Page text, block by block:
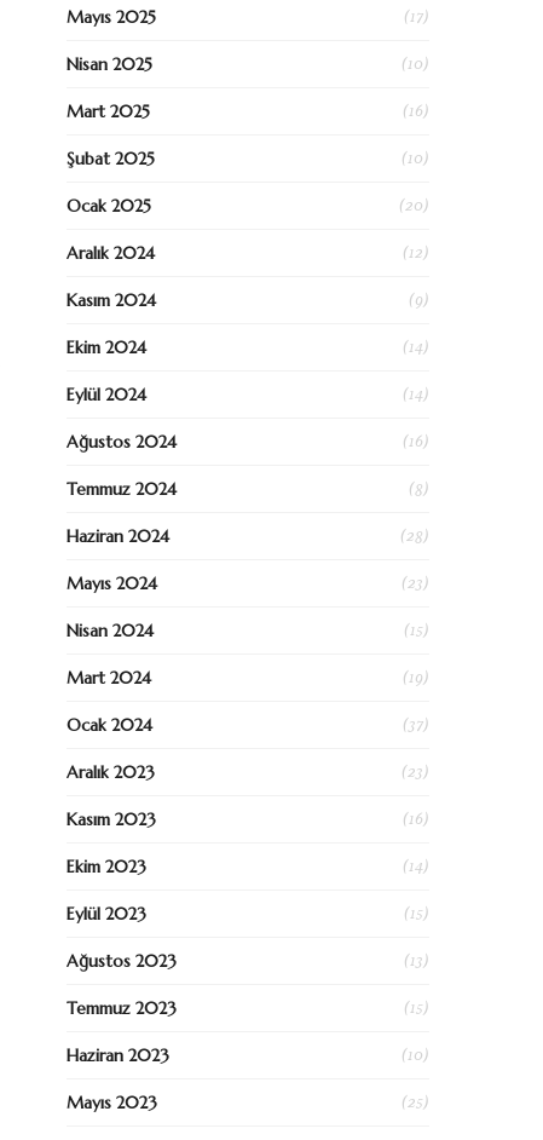
Mayıs 2025 (17)
Nisan 2025 (10)
Mart 2025 (16)
Şubat 2025 (10)
Ocak 2025 (20)
Aralık 2024 (12)
Kasım 2024 (9)
Ekim 2024 (14)
Eylül 2024 (14)
Ağustos 2024 (16)
Temmuz 2024 (8)
Haziran 2024 (28)
Mayıs 2024 (23)
Nisan 2024 (15)
Mart 2024 (19)
Ocak 2024 (37)
Aralık 2023 (23)
Kasım 2023 (16)
Ekim 2023 (14)
Eylül 2023 (15)
Ağustos 2023 (13)
Temmuz 2023 (15)
Haziran 2023 (10)
Mayıs 2023 (25)